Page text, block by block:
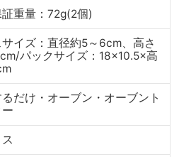
とした食感とリッチな味
い。 バターミルクとチ
ダーチーズのコクが魅力
す。 -------------------
商品をお買い求めいただ
ます🛒 ↓（作り方）
ン》 【材料】（2～3人
重量：72g(2個)
サイズ：直径約5～6cm、高さ
パックサイズ：18×10.5×高
だけ・オーブン・オーブント